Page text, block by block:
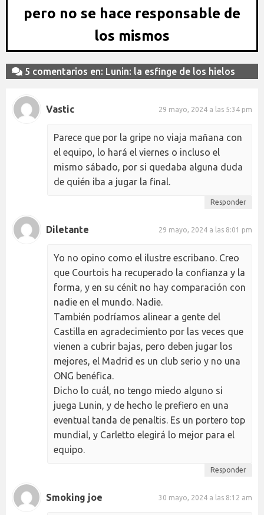
pero no se hace responsable de
los mismos
5 comentarios en: Lunin: la esfinge de los hielos
Vastic 29 mayo, 2024 a las 5:34 pm
Parece que por la gripe no viaja mañana con
el equipo, lo hará el viernes o incluso el
mismo sábado, por si quedaba alguna duda
de quién iba a jugar la final.
Responder
Diletante 29 mayo, 2024 a las 8:01 pm
Yo no opino como el ilustre escribano. Creo
que Courtois ha recuperado la confianza y la
forma, y en su cénit no hay comparación con
nadie en el mundo. Nadie.
También podríamos alinear a gente del
Castilla en agradecimiento por las veces que
vienen a cubrir bajas, pero deben jugar los
mejores, el Madrid es un club serio y no una
ONG benéfica.
Dicho lo cuál, no tengo miedo alguno si
juega Lunin, y de hecho le prefiero en una
eventual tanda de penaltis. Es un portero top
mundial, y Carletto elegirá lo mejor para el
equipo.
Responder
Smoking joe 30 mayo, 2024 a las 8:12 am